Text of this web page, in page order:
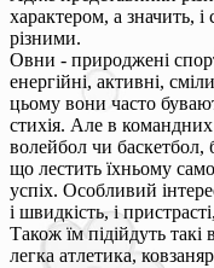
характером, а значить,
різними.
Овни - природжені
енергійні, активні,
цьому вони часто
стихія. Але в
волейбол чи баскетбол,
що лестить їхньому
успіх. Особливий
і швидкість, і
Також їм підійдуть
легка атлетика,